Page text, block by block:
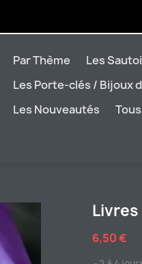
Par Thème Les
Les Porte-clés / Bijoux
Les Nouveautés
Livres
6,50 €